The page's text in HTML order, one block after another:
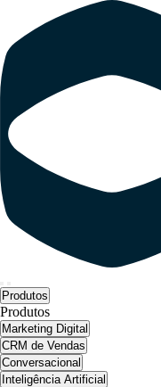
Produtos
Produtos
Marketing Digital
CRM de Vendas
Conversacional
Inteligência Artificial